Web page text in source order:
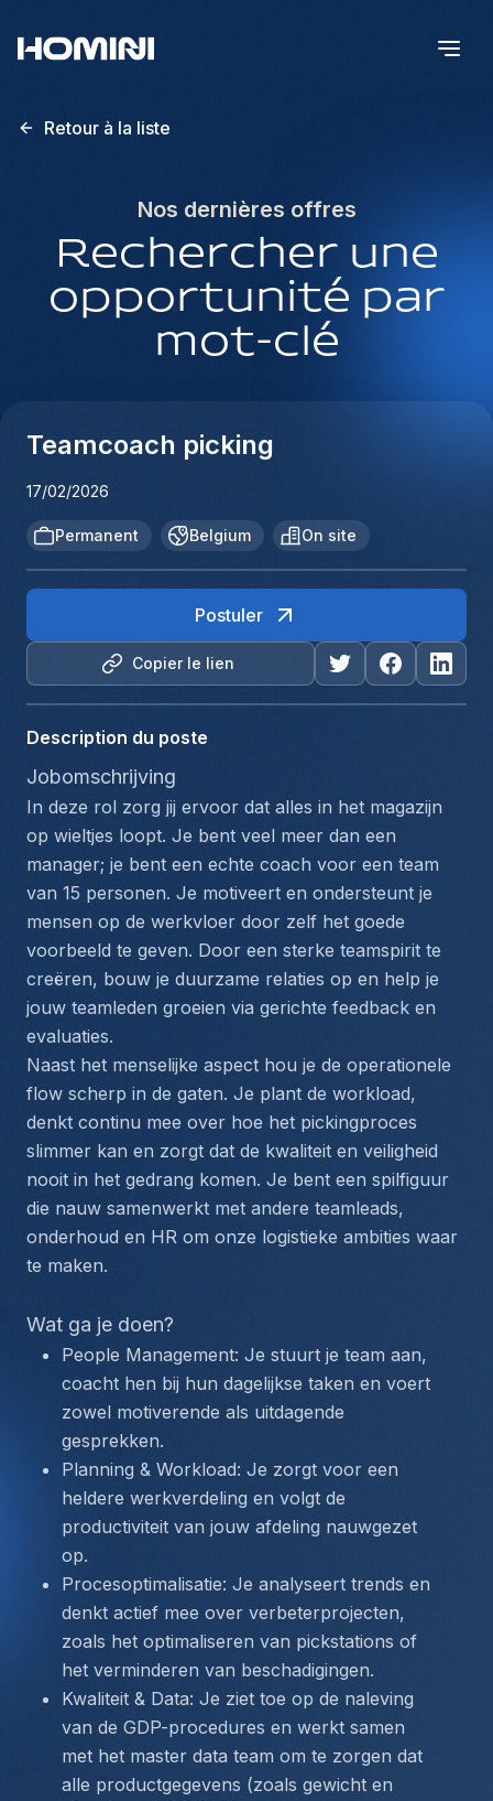
Retour à la liste
Nos dernières offres
Rechercher une
opportunité par
mot-clé
Teamcoach picking
17/02/2026
Permanent Belgium On site
Copier le lien
Postuler
Description du poste
Jobomschrijving
In deze rol zorg jij ervoor dat alles in het magazijn
op wieltjes loopt. Je bent veel meer dan een
manager; je bent een echte coach voor een team
van 15 personen. Je motiveert en ondersteunt je
mensen op de werkvloer door zelf het goede
voorbeeld te geven. Door een sterke teamspirit te
creëren, bouw je duurzame relaties op en help je
jouw teamleden groeien via gerichte feedback en
evaluaties.
Naast het menselijke aspect hou je de operationele
flow scherp in de gaten. Je plant de workload,
denkt continu mee over hoe het pickingproces
slimmer kan en zorgt dat de kwaliteit en veiligheid
nooit in het gedrang komen. Je bent een spilfiguur
die nauw samenwerkt met andere teamleads,
onderhoud en HR om onze logistieke ambities waar
te maken.
Wat ga je doen?
People Management: Je stuurt je team aan,
coacht hen bij hun dagelijkse taken en voert
zowel motiverende als uitdagende
gesprekken.
Planning & Workload: Je zorgt voor een
heldere werkverdeling en volgt de
productiviteit van jouw afdeling nauwgezet
op.
Procesoptimalisatie: Je analyseert trends en
denkt actief mee over verbeterprojecten,
zoals het optimaliseren van pickstations of
het verminderen van beschadigingen.
Kwaliteit & Data: Je ziet toe op de naleving
van de GDP-procedures en werkt samen
met het master data team om te zorgen dat
alle productgegevens (zoals gewicht en